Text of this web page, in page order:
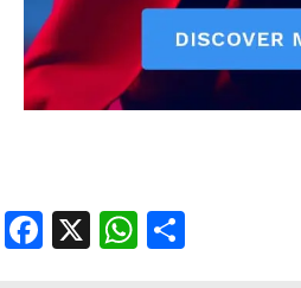
Facebook
X WhatsApp